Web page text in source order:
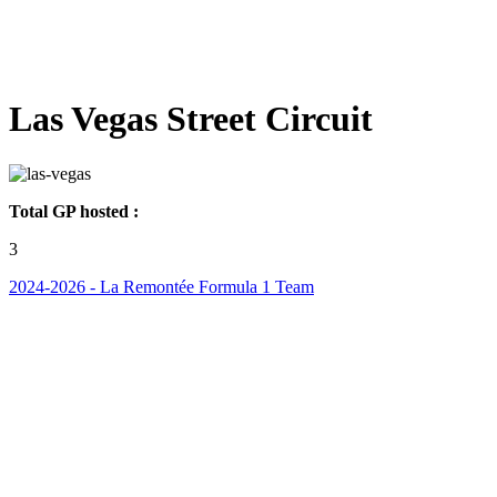
Las Vegas Street Circuit
Total GP hosted :
3
2024-2026 - La Remontée Formula 1 Team